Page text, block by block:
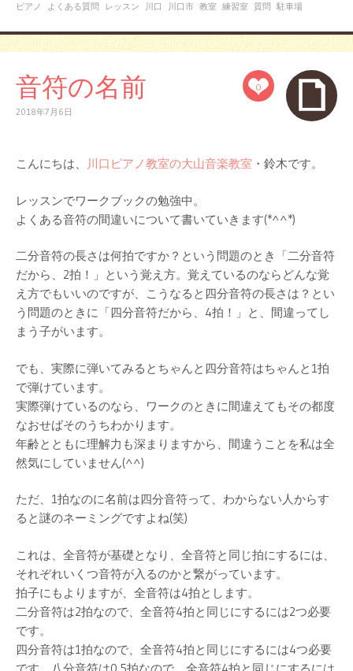
ピアノ
よくある質問 レッスン 川口 川口市 教室 練習室 質問 駐車場
0
音符の名前
2018年7月6日
こんにちは、 川口ピアノ教室の大山音楽教室 ・鈴木です。
レッスンでワークブックの勉強中。
よくある音符の間違いについて書いていきます(*^^*)
二分音符の長さは何拍ですか？という問題のとき「二分音符
だから、2拍！」という覚え方。覚えているのならどんな覚
え方でもいいのですが、こうなると四分音符の長さは？とい
う問題のときに「四分音符だから、4拍！」と、間違ってし
まう子がいます。
でも、実際に弾いてみるとちゃんと四分音符はちゃんと1拍
で弾けています。
実際弾けているのなら、ワークのときに間違えてもその都度
なおせばそのうちわかります。
年齢とともに理解力も深まりますから、間違うことを私は全
然気にしていません(^^)
ただ、1拍なのに名前は四分音符って、わからない人からす
ると謎のネーミングですよね(笑)
これは、全音符が基礎となり、全音符と同じ拍にするには、
それぞれいくつ音符が入るのかと繋がっています。
拍子にもよりますが、全音符は4拍とします。
二分音符は2拍なので、全音符4拍と同じにするには2つ必要
です。
四分音符は1拍なので、全音符4拍と同じにするには4つ必要